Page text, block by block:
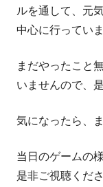
ルを通して、元
中心に行っていま
まだやったこと
いませんので、
気になったら、
当日のゲームの
是非ご視聴くださ